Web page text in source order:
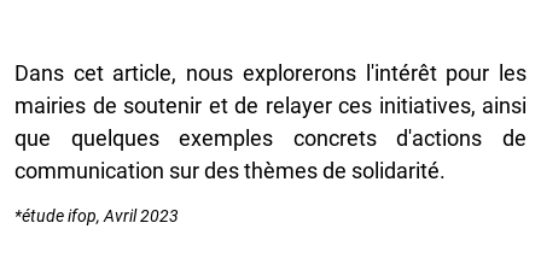
Dans cet article, nous explorerons l'intérêt pour les
mairies de soutenir et de relayer ces initiatives, ainsi
que quelques exemples concrets d'actions de
communication sur des thèmes de solidarité.
*étude ifop, Avril 2023